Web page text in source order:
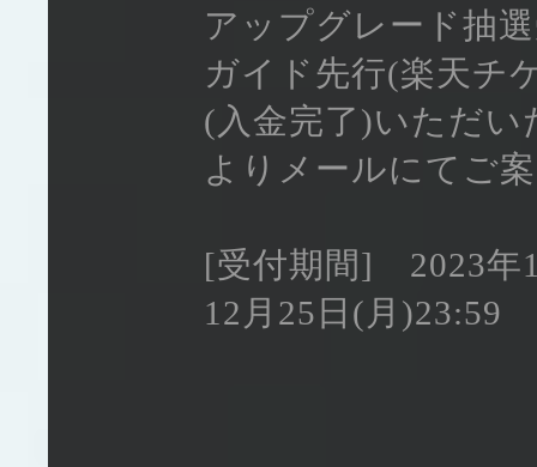
アップグレード抽
ガイド先行(楽天チ
(入金完了)いただい
よりメールにてご
[受付期間] 2023年
12月25日(月)23:59